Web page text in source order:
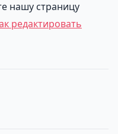
нашу страницу
редактировать